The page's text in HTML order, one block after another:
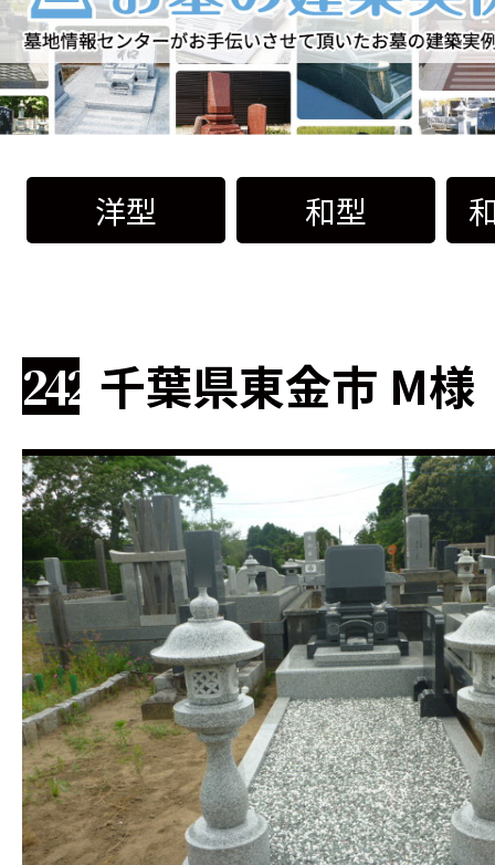
洋型 和型
242 千葉県東金市 M様